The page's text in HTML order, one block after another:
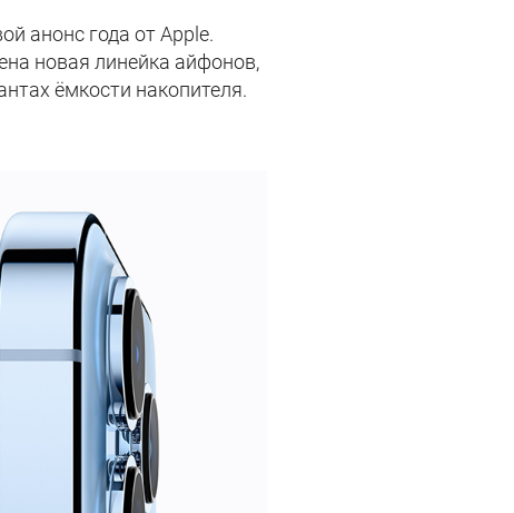
анонс года от Apple.
новая линейка айфонов,
ёмкости накопителя.